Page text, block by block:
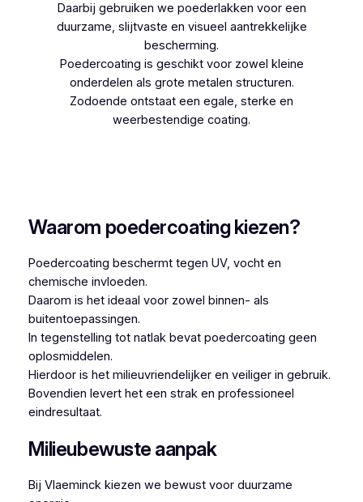
Daarbij gebruiken we poederlakken voor een
duurzame, slijtvaste en visueel aantrekkelijke
bescherming.
Poedercoating is geschikt voor zowel kleine
onderdelen als grote metalen structuren.
Zodoende ontstaat een egale, sterke en
weerbestendige coating.
Waarom poedercoating kiezen?
Poedercoating beschermt tegen UV, vocht en
chemische invloeden.
Daarom is het ideaal voor zowel binnen- als
buitentoepassingen.
In tegenstelling tot natlak bevat poedercoating geen
oplosmiddelen.
Hierdoor is het milieuvriendelijker en veiliger in gebruik.
Bovendien levert het een strak en professioneel
eindresultaat.
Milieubewuste aanpak
Bij Vlaeminck kiezen we bewust voor duurzame